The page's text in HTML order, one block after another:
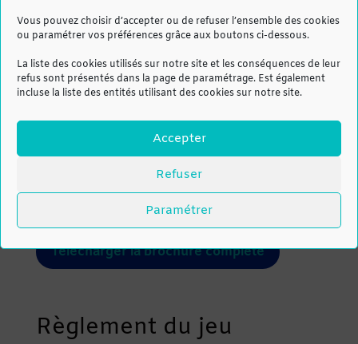
Vous pouvez choisir d’accepter ou de refuser l’ensemble des cookies
ou paramétrer vos préférences grâce aux boutons ci-dessous.
La liste des cookies utilisés sur notre site et les conséquences de leur
refus sont présentés dans la page de paramétrage. Est également
incluse la liste des entités utilisant des cookies sur notre site.
Accepter
Refuser
Paramétrer
À gagner :
Télévision, machine à café, casque
audio… et bien d’autres surprises vous
Voir la liste des cadeaux
Pour plus d’information, contactez
votre commercial dès maintenant !
Télécharger la brochure complète
Règlement du jeu